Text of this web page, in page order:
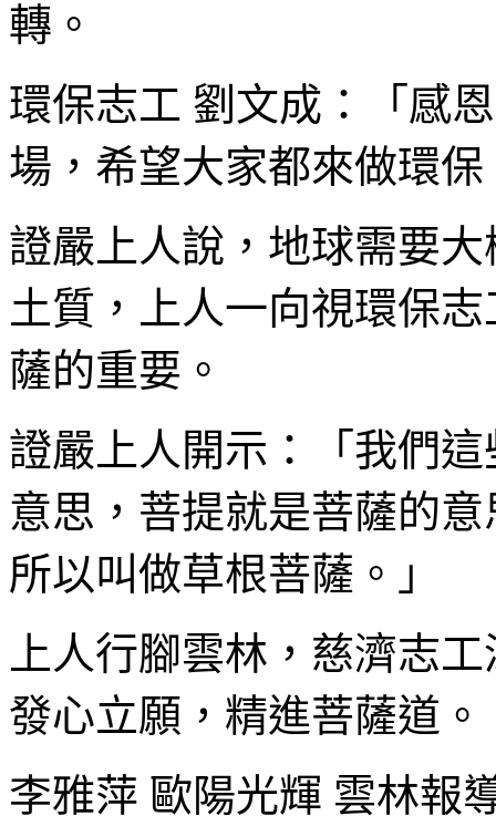
轉。
環保志工 劉文成：「感
場，希望大家都來做環
證嚴上人說，地球需要
土質，上人一向視環保
薩的重要。
證嚴上人開示：「我們
意思，菩提就是菩薩的
所以叫做草根菩薩。」
上人行腳雲林，慈濟志
發心立願，精進菩薩道。
李雅萍 歐陽光輝 雲林報